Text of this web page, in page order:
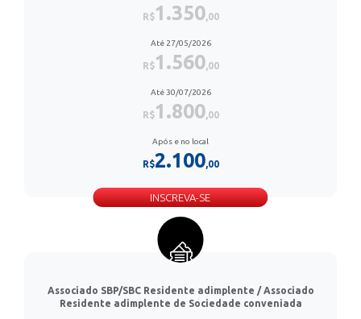
R$1.350,00
Até 27/05/2026
R$1.560,00
Até 30/07/2026
R$1.800,00
Após e no local
R$2.100,00
INSCREVA-SE
Associado SBP/SBC Residente adimplente / Associado
Residente adimplente de Sociedade conveniada